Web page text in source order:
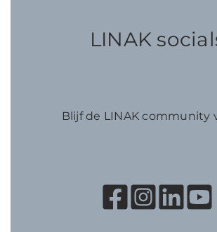
LINAK
Blijf de LINAK community